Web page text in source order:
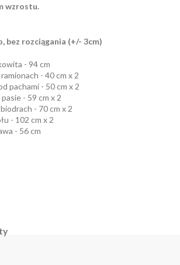
wzrostu.
bez rozciągania (+/- 3cm)
- 94 cm
- 40 cm x 2
pachami - 50 cm x 2
- 59 cm x 2
- 70 cm x 2
- 102 cm x 2
- 56 cm